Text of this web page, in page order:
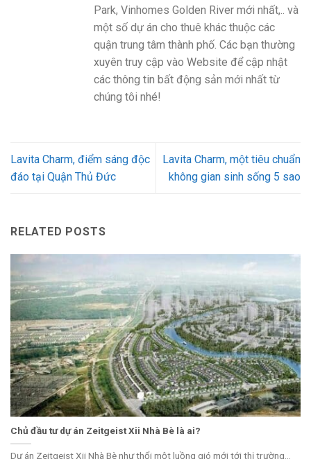
Park, Vinhomes Golden River mới nhất,.. và
một số dự án cho thuê khác thuộc các
quận trung tâm thành phố. Các bạn thường
xuyên truy cập vào Website để cập nhật
các thông tin bất động sản mới nhất từ
chúng tôi nhé!
Lavita Charm, điểm sáng độc
đáo tại Quận Thủ Đức
Lavita Charm, một tiêu chuẩn
không gian sinh sống 5 sao
RELATED POSTS
Chủ đầu tư dự án Zeitgeist Xii Nhà Bè là ai?
Dự án Zeitgeist Xii Nhà Bè như thổi một luồng gió mới tới thị trường...